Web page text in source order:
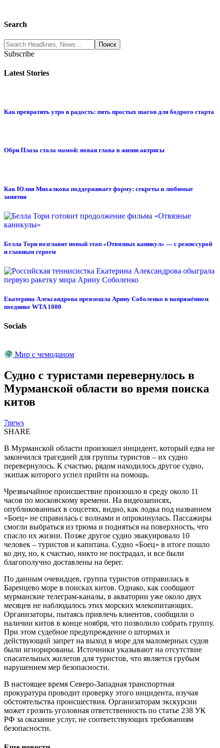
Search
Subscribe
Latest Stories
Как превратить утро в радость: пять простых шагов для бодрого старта
Обри Плаза стала мамой: новая глава в жизни актрисы
Как Юлия Михалкова поддерживает форму: секреты и любимые
занятия
Белла Торн возглавит новый этап «Отвязных каникул» — с режиссурой
и главным героем
Екатерина Александрова превзошла Арину Соболенко в напряжённом
поединке WTA 1000
Socials
Мир с чемоданом
Судно с туристами перевернулось в
Мурманской области во время поиска
китов
7news
SHARE
В Мурманской области произошел инцидент, который едва не
закончился трагедией для группы туристов – их судно
перевернулось. К счастью, рядом находилось другое судно,
экипаж которого успел прийти на помощь.
Чрезвычайное происшествие произошло в среду около 11
часов по московскому времени. На видеозаписях,
опубликованных в соцсетях, видно, как лодка под названием
«Боец» не справилась с волнами и опрокинулась. Пассажиры
смогли выбраться из трюма и подняться на поверхность, что
спасло их жизни. Позже другое судно эвакуировало 10
человек – туристов и капитана. Судно «Боец» в итоге пошло
ко дну, но, к счастью, никто не пострадал, и все были
благополучно доставлены на берег.
По данным очевидцев, группа туристов отправилась в
Баренцево море в поисках китов. Однако, как сообщают
мурманские телеграм-каналы, в акватории уже около двух
месяцев не наблюдалось этих морских млекопитающих.
Организаторы, пытаясь привлечь клиентов, сообщили о
наличии китов в конце ноября, что позволило собрать группу.
При этом судебное предупреждение о штормах и
действующий запрет на выход в море для маломерных судов
были игнорированы. Источники указывают на отсутствие
спасательных жилетов для туристов, что является грубым
нарушением мер безопасности.
В настоящее время Северо-Западная транспортная
прокуратура проводит проверку этого инцидента, изучая
обстоятельства происшествия. Организаторам экскурсии
может грозить уголовная ответственность по статье 238 УК
РФ за оказание услуг, не соответствующих требованиям
безопасности.